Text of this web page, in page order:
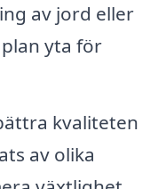
av jord eller
yta för
kvaliteten
av olika